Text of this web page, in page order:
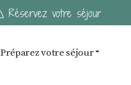
Réservez votre séjour
Préparez votre séjour